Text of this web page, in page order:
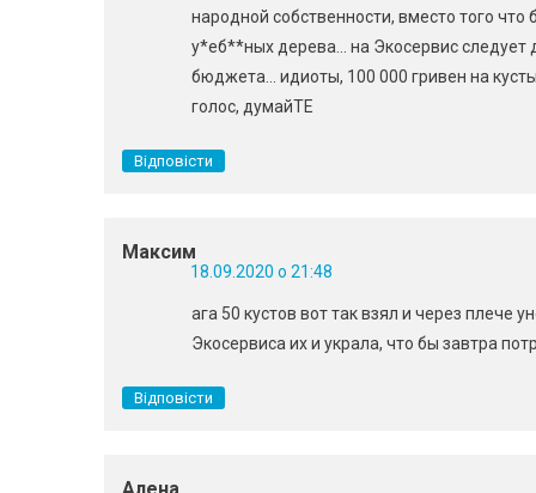
народной собственности, вместо того что
у*еб**ных дерева… на Экосервис следует
бюджета… идиоты, 100 000 гривен на
голос, думайТЕ
Відповісти
Максим
18.09.2020 о 21:48
ага 50 кустов вот так взял и через плече
Экосервиса их и украла, что бы завтра
Відповісти